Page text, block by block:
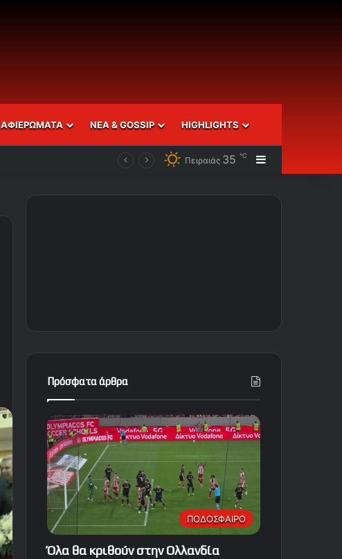
ΑΦΙΕΡΩΜΑΤΑ ΝΕΑ & GOSSIP HIGHLIGHTS
Πειραιάς 35 ℃ Sidebar
Πρόσφατα άρθρα
ΠΟΔΟΣΦΑΙΡΟ
Όλα θα κριθούν στην Ολλανδία